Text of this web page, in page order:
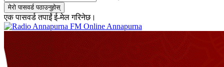
एक पासवर्ड तपाईं ई-मेल गरिनेछ।
Online Annapurna